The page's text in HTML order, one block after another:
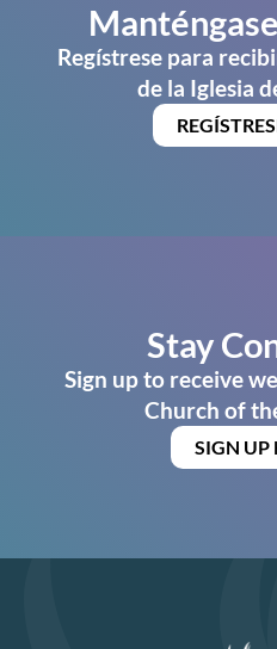
Regístrese para
de la Iglesia
Stay
Sign up to receive
Church of
SIGN UP